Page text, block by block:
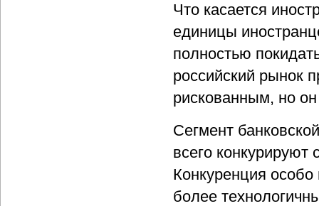
Что касается
единицы
полностью
российский рынок
рискованным, но
Сегмент
всего конкурируют
Конкуренция
более